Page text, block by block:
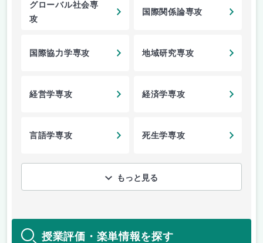
グローバル社会専
攻
国際関係論専攻
国際協力学専攻 地域研究専攻
経営学専攻 経済学専攻
言語学専攻 死生学専攻
もっと見る
授業評価・楽単情報を探す